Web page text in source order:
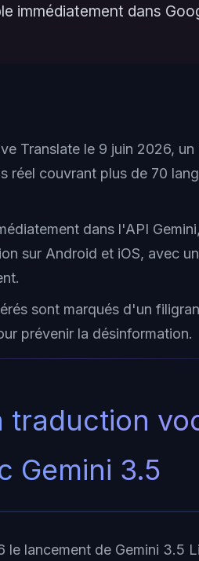
immédiatement dans
Translate le 9 juin 2026,
réel couvrant plus de 70
dans l'API
sur Android et iOS, avec
sont marqués d'un
prévenir la désinformation.
traduction
Gemini 3.5
le lancement de Gemini 3.5